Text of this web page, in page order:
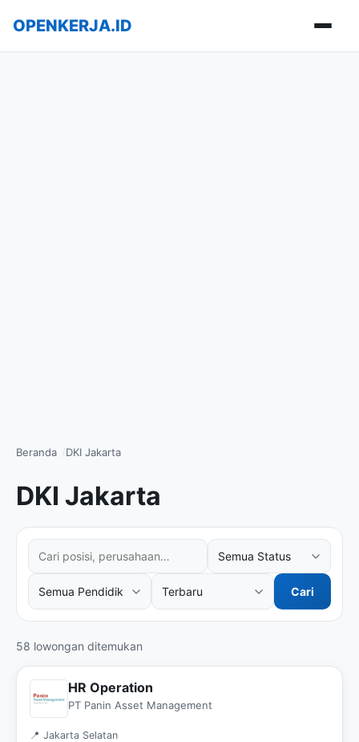
OPENKERJA.ID
Beranda DKI Jakarta
DKI Jakarta
Cari posisi atau perusahaan
Filter status kerja
Filter tingkat pendidikan
Urutkan hasil
Cari
58 lowongan ditemukan
HR Operation
PT Panin Asset Management
📍 Jakarta Selatan